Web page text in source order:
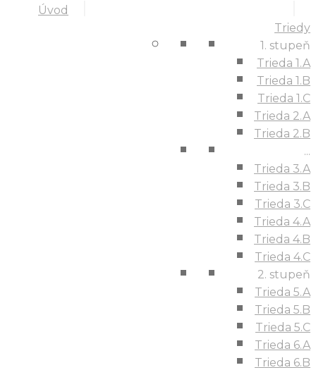
Úvod
Triedy
1. stupeň
Trieda 1.A
Trieda 1.B
Trieda 1.C
Trieda 2.A
Trieda 2.B
...
Trieda 3.A
Trieda 3.B
Trieda 3.C
Trieda 4.A
Trieda 4.B
Trieda 4.C
2. stupeň
Trieda 5.A
Trieda 5.B
Trieda 5.C
Trieda 6.A
Trieda 6.B